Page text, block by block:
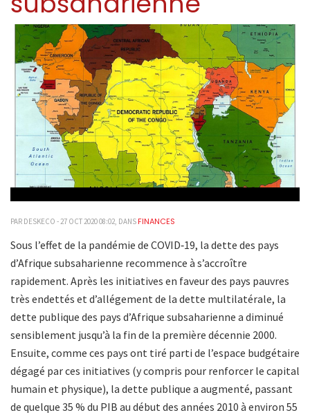
PAR DESKECO - 27 OCT 2020 08:02, DANS FINANCES
Sous l’effet de la pandémie de COVID‑19, la dette des pays
d’Afrique subsaharienne recommence à s’accroître
rapidement. Après les initiatives en faveur des pays pauvres
très endettés et d’allégement de la dette multilatérale, la
dette publique des pays d’Afrique subsaharienne a diminué
sensiblement jusqu’à la fin de la première décennie 2000.
Ensuite, comme ces pays ont tiré parti de l’espace budgétaire
dégagé par ces initiatives (y compris pour renforcer le capital
humain et physique), la dette publique a augmenté, passant
de quelque 35 % du PIB au début des années 2010 à environ 55